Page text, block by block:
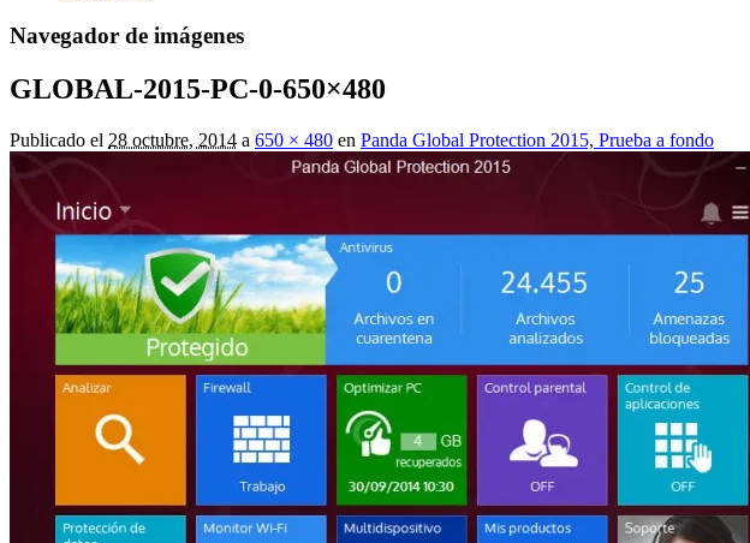
Navegador de imágenes
GLOBAL-2015-PC-0-650×480
Publicado el 28 octubre, 2014 a 650 × 480 en Panda Global Protection 2015, Prueba a fondo